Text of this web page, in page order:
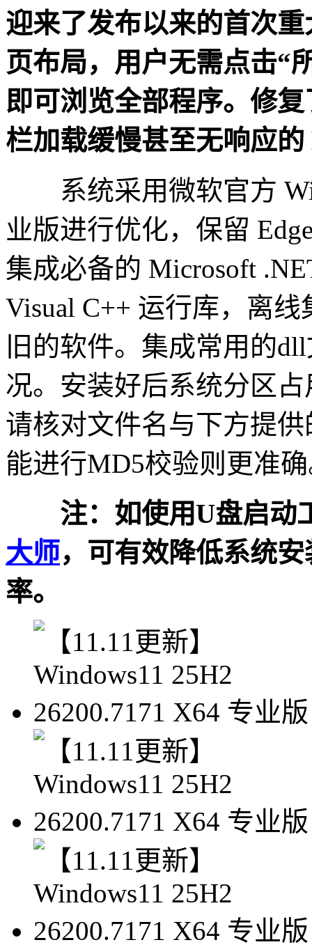
迎来了发布以来的首次
页布局，用户无需点击“
即可浏览全部程序。修
栏加载缓慢甚至无响应
系统采用微软官方
业版进行优化，保留
集成必备的 Microsoft
Visual C++ 运行库，离
旧的软件。集成常用的
况。安装好后系统分区
请核对文件名与下方提
能进行MD5校验则更准
注：如使用U盘启动
大师，可有效降低系统
率。